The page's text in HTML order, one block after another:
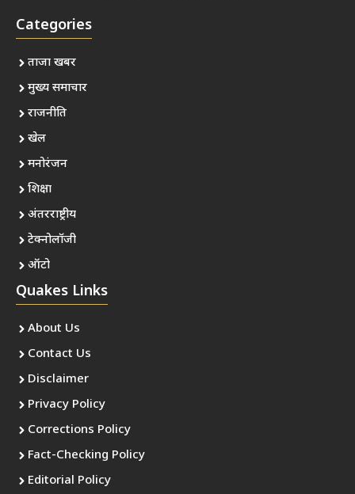
Categories
ताजा खबर
मुख्य समाचार
राजनीति
खेल
मनोरंजन
शिक्षा
अंतरराष्ट्रीय
टेक्नोलॉजी
ऑटो
Quakes Links
About Us
Contact Us
Disclaimer
Privacy Policy
Corrections Policy
Fact-Checking Policy
Editorial Policy